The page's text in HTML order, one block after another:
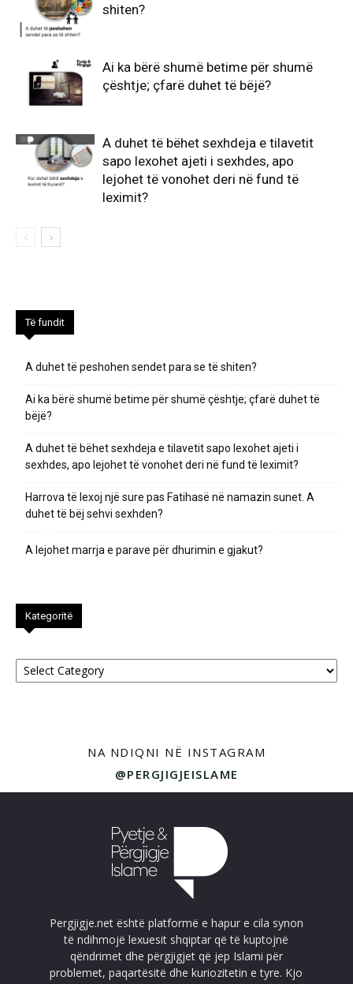
shiten?
Ai ka bërë shumë betime për shumë
çështje; çfarë duhet të bëjë?
A duhet të bëhet sexhdeja e tilavetit
sapo lexohet ajeti i sexhdes, apo
lejohet të vonohet deri në fund të
leximit?
Të fundit
A duhet të peshohen sendet para se të shiten?
Ai ka bërë shumë betime për shumë çështje; çfarë duhet të
bëjë?
A duhet të bëhet sexhdeja e tilavetit sapo lexohet ajeti i
sexhdes, apo lejohet të vonohet deri në fund të leximit?
Harrova të lexoj një sure pas Fatihasë në namazin sunet. A
duhet të bëj sehvi sexhden?
A lejohet marrja e parave për dhurimin e gjakut?
Kategoritë
Kategoritë
NA NDIQNI NË INSTAGRAM
@PERGJIGJEISLAME
Pergjigje.net është platformë e hapur e cila synon
të ndihmojë lexuesit shqiptar që të kuptojnë
qëndrimet dhe përgjigjet që jep Islami për
problemet, paqartësitë dhe kuriozitetin e tyre. Kjo